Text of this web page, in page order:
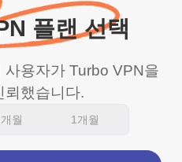
you
플랜 선택
용자가 Turbo VPN을
뢰했습니다.
월 1개월